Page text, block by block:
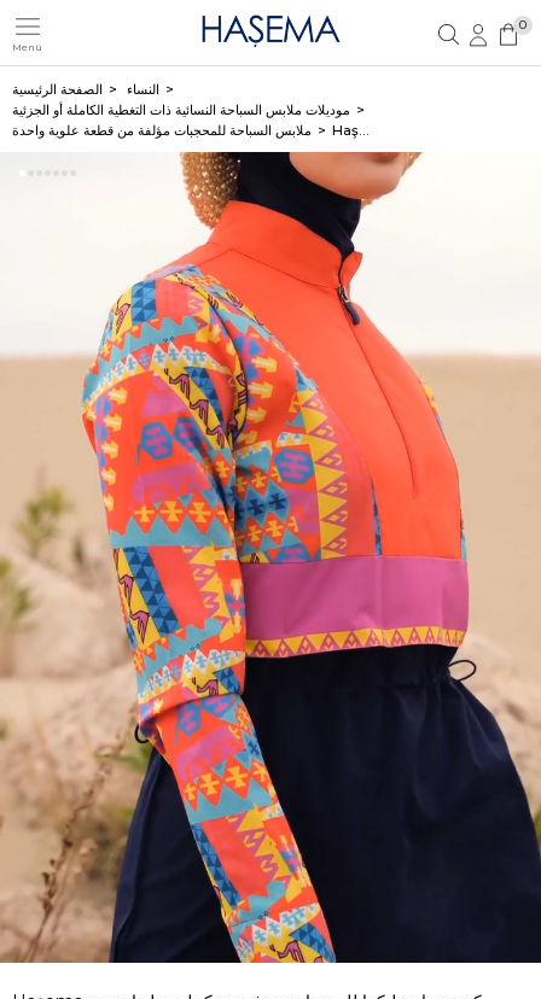
Menü
تسجيل دخول العضو
0
الصفحة الرئيسية
النساء
موديلات ملابس السباحة النسائية ذات التغطية الكاملة أو الجزئية
ملابس السباحة للمحجبات مؤلفة من قطعة علوية واحدة
Haşema كنزة سباحة ليكرا للمحجبات مع فيست كحلي بطبعات من سلسلة Anadolu 3078